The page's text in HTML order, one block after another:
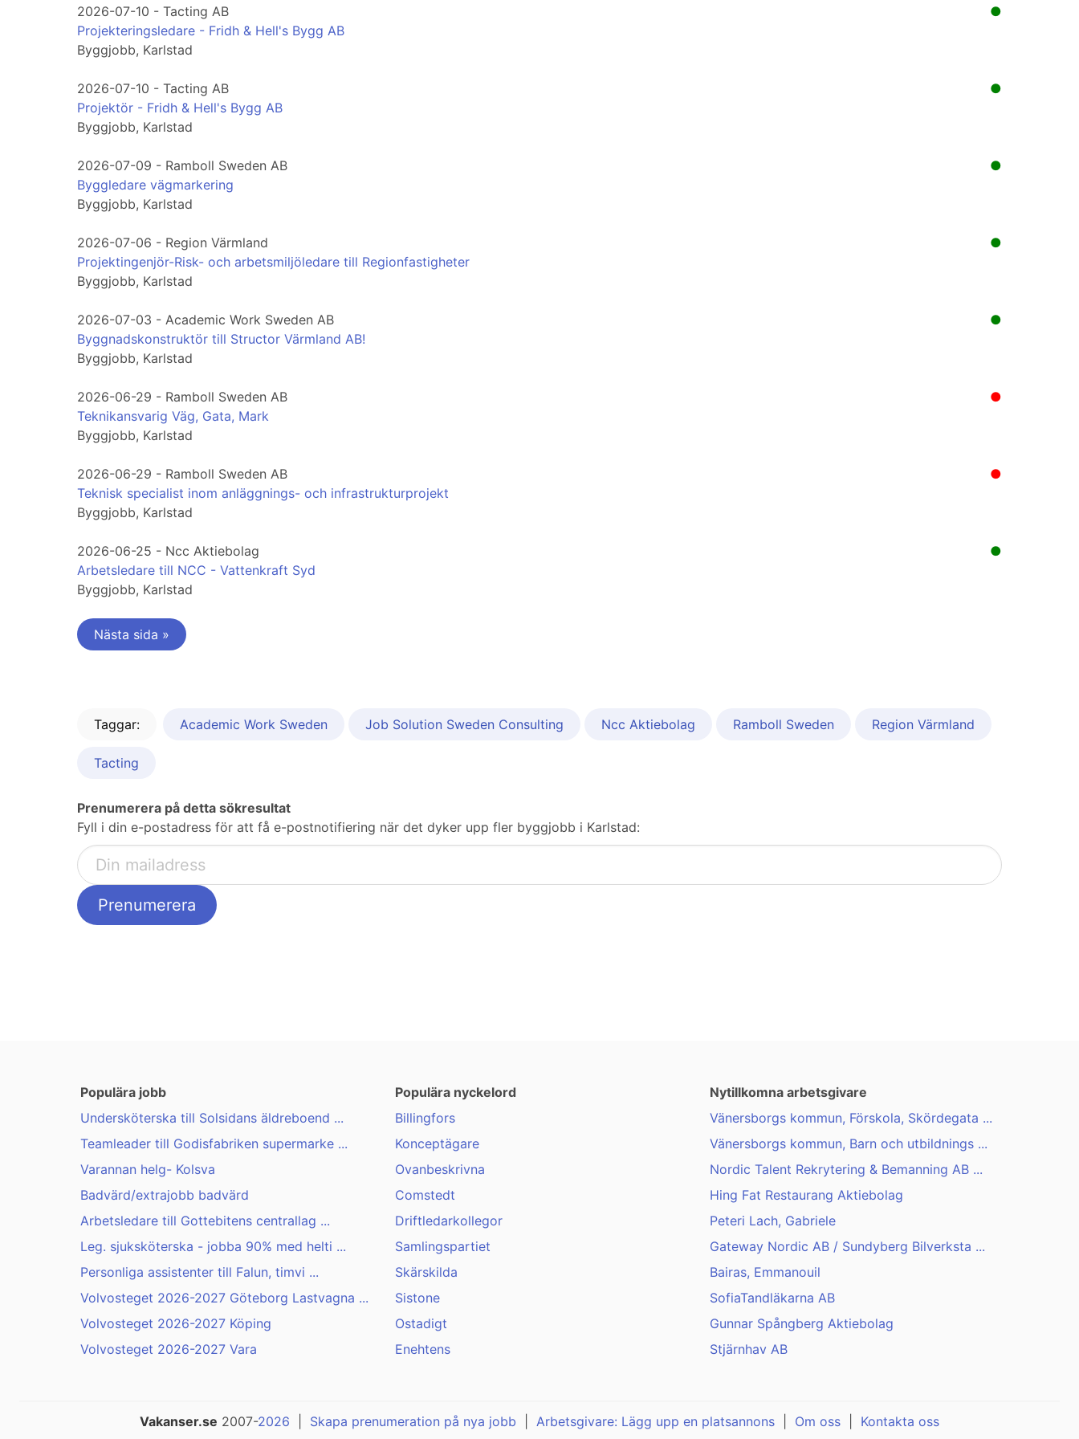
●
2026-07-10 - Tacting AB
Projekteringsledare - Fridh & Hell's Bygg AB
Byggjobb, Karlstad
●
2026-07-10 - Tacting AB
Projektör - Fridh & Hell's Bygg AB
Byggjobb, Karlstad
●
2026-07-09 - Ramboll Sweden AB
Byggledare vägmarkering
Byggjobb, Karlstad
●
2026-07-06 - Region Värmland
Projektingenjör-Risk- och arbetsmiljöledare till Regionfastigheter
Byggjobb, Karlstad
●
2026-07-03 - Academic Work Sweden AB
Byggnadskonstruktör till Structor Värmland AB!
Byggjobb, Karlstad
●
2026-06-29 - Ramboll Sweden AB
Teknikansvarig Väg, Gata, Mark
Byggjobb, Karlstad
●
2026-06-29 - Ramboll Sweden AB
Teknisk specialist inom anläggnings- och infrastrukturprojekt
Byggjobb, Karlstad
●
2026-06-25 - Ncc Aktiebolag
Arbetsledare till NCC - Vattenkraft Syd
Byggjobb, Karlstad
Nästa sida »
Taggar: Academic Work Sweden Job Solution Sweden Consulting Ncc Aktiebolag Ramboll Sweden Region Värmland
Tacting
Prenumerera på detta sökresultat
Fyll i din e-postadress för att få e-postnotifiering när det dyker upp fler byggjobb i Karlstad:
Populära jobb
Undersköterska till Solsidans äldreboend ...
Teamleader till Godisfabriken supermarke ...
Varannan helg- Kolsva
Badvärd/extrajobb badvärd
Arbetsledare till Gottebitens centrallag ...
Leg. sjuksköterska - jobba 90% med helti ...
Personliga assistenter till Falun, timvi ...
Volvosteget 2026-2027 Göteborg Lastvagna ...
Volvosteget 2026-2027 Köping
Volvosteget 2026-2027 Vara
Populära nyckelord
Billingfors
Konceptägare
Ovanbeskrivna
Comstedt
Driftledarkollegor
Samlingspartiet
Skärskilda
Sistone
Ostadigt
Enehtens
Nytillkomna arbetsgivare
Vänersborgs kommun, Förskola, Skördegata ...
Vänersborgs kommun, Barn och utbildnings ...
Nordic Talent Rekrytering & Bemanning AB ...
Hing Fat Restaurang Aktiebolag
Peteri Lach, Gabriele
Gateway Nordic AB / Sundyberg Bilverksta ...
Bairas, Emmanouil
SofiaTandläkarna AB
Gunnar Spångberg Aktiebolag
Stjärnhav AB
Vakanser.se 2007-2026 Skapa prenumeration på nya jobb Arbetsgivare: Lägg upp en platsannons Om oss Kontakta oss